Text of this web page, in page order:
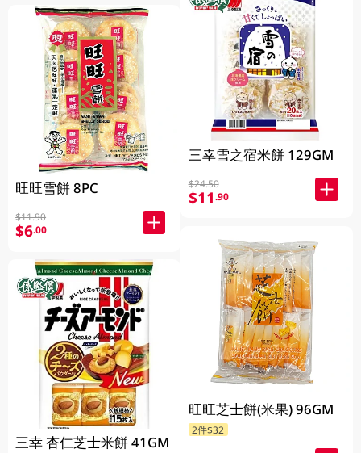
旺旺雪餅 8PC
$11.90
$6.00
三幸 杏仁芝士米餅 41GM
三幸雪之宿米餅 129GM
$24.50
$11.90
旺旺芝士餅(米果) 96GM
2件$32